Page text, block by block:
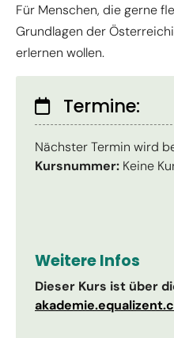
Für Menschen, die gerne
Grundlagen der
erlernen wollen.
Termine:
Nächster Termin wird
Kursnummer: Keine
Weitere Infos
Dieser Kurs ist über